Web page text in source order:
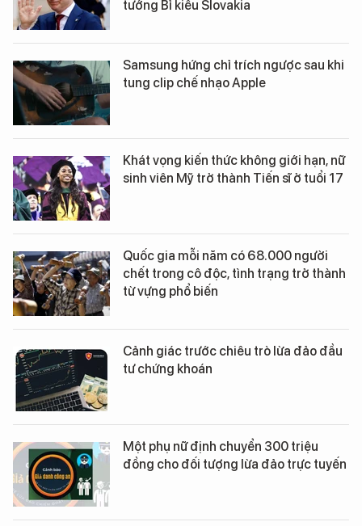
tướng Bỉ kiểu Slovakia
Samsung hứng chỉ trích ngược sau khi
tung clip chế nhạo Apple
Khát vọng kiến thức không giới hạn, nữ
sinh viên Mỹ trở thành Tiến sĩ ở tuổi 17
Quốc gia mỗi năm có 68.000 người
chết trong cô độc, tình trạng trở thành
từ vựng phổ biến
Cảnh giác trước chiêu trò lừa đảo đầu
tư chứng khoán
Một phụ nữ định chuyển 300 triệu
đồng cho đối tượng lừa đảo trực tuyến